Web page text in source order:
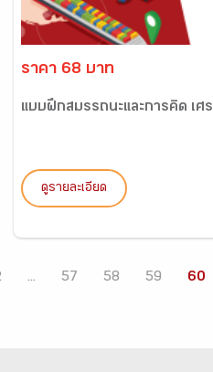
ราคา 68 บาท
แบบฝึกสมรรถนะและการคิด เศ
ดูรายละเอียด
... 57 58 59 60